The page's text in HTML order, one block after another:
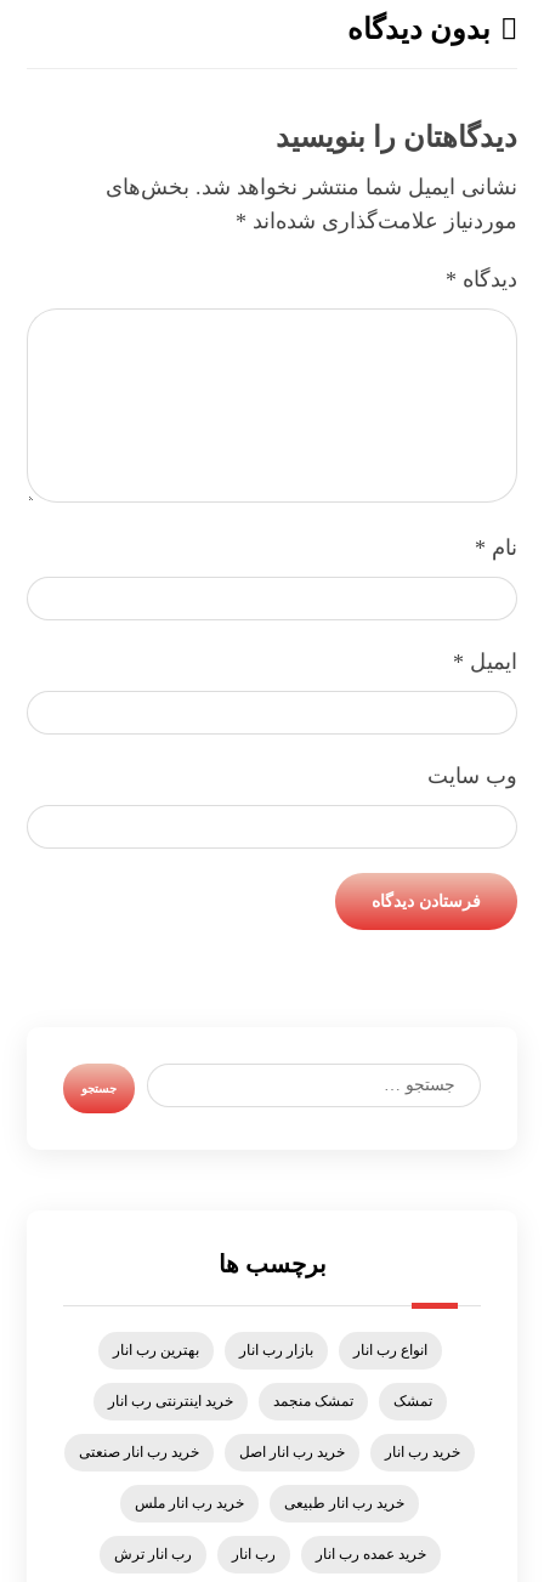
بدون دیدگاه
دیدگاهتان را بنویسید
نشانی ایمیل شما منتشر نخواهد شد. بخش‌های
موردنیاز علامت‌گذاری شده‌اند *
دیدگاه *
نام *
ایمیل *
وب‌ سایت
برچسب ها
انواع رب انار بازار رب انار بهترین رب انار
تمشک تمشک منجمد خرید اینترنتی رب انار
خرید رب انار خرید رب انار اصل خرید رب انار صنعتی
خرید رب انار طبیعی خرید رب انار ملس
خرید عمده رب انار رب انار رب انار ترش